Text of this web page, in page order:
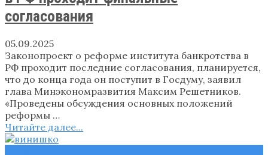
согласования
05.09.2025
Законопроект о реформе института банкротства в
РФ проходит последние согласования, планируется,
что до конца года он поступит в Госдуму, заявил
глава Минэкономразвития Максим Решетников.
«Проведены обсуждения основных положений
реформы …
Читайте далее...